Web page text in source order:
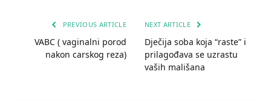
PREVIOUS ARTICLE
VABC ( vaginalni porod
nakon carskog reza)
NEXT ARTICLE
Dječija soba koja “raste” i
prilagođava se uzrastu
vaših mališana